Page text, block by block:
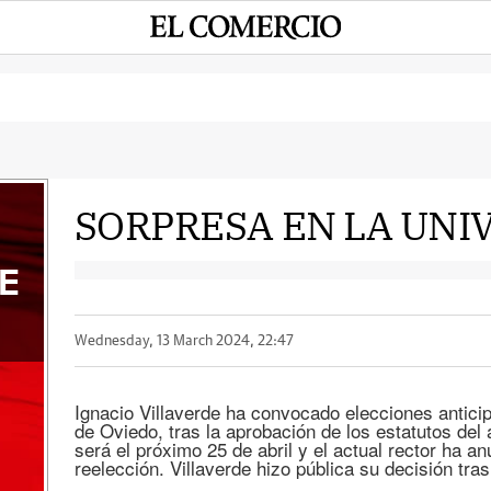
SORPRESA EN LA
Wednesday, 13 March 2024, 22:47
Ignacio Villaverde ha convocado elecciones
de Oviedo, tras la aprobación de los estatutos
será el próximo 25 de abril y el actual rector ha
reelección. Villaverde hizo pública su decisión